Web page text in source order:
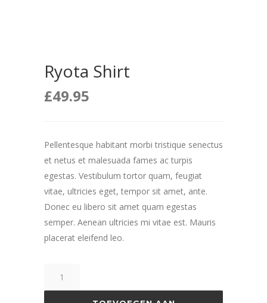
Ryota Shirt
£49.95
Pellentesque habitant morbi tristique senectus
et netus et malesuada fames ac turpis
egestas. Vestibulum tortor quam, feugiat
vitae, ultricies eget, tempor sit amet, ante.
Donec eu libero sit amet quam egestas
semper. Aenean ultricies mi vitae est. Mauris
placerat eleifend leo.